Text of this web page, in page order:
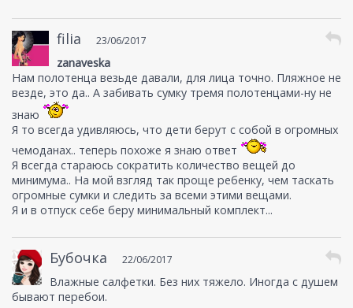
filia 23/06/2017
zanaveska
Нам полотенца везьде давали, для лица точно. Пляжное не
везде, это да.. А забивать сумку тремя полотенцами-ну не
знаю
Я то всегда удивляюсь, что дети берут с собой в огромных
чемоданах.. теперь похоже я знаю ответ
Я всегда стараюсь сократить количество вещей до
минимума.. На мой взгляд так проще ребенку, чем таскать
огромные сумки и следить за всеми этими вещами.
Я и в отпуск себе беру минимальный комплект...
Бубочка 22/06/2017
Влажные салфетки. Без них тяжело. Иногда с душем
бывают перебои.